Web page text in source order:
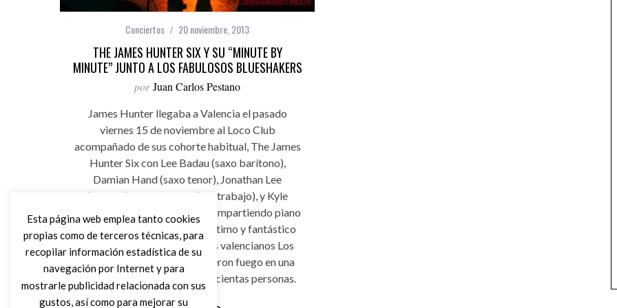
Conciertos 20 noviembre, 2013
THE JAMES HUNTER SIX Y SU “MINUTE BY
MINUTE” JUNTO A LOS FABULOSOS BLUESHAKERS
por Juan Carlos Pestano
James Hunter llegaba a Valencia el pasado
viernes 15 de noviembre al Loco Club
acompañado de sus cohorte habitual, The James
Hunter Six con Lee Badau (saxo barítono),
Damian Hand (saxo tenor), Jonathan Lee
(batería), Jason Wilson (contrabajo), y Kyle
Koehler y Andrew Kingslow compartiendo piano
y órgano, para presentar su último y fantástico
disco “Minute by Minute”, los valencianos Los
Fabulosos Blueshakers, abrieron fuego en una
sala que rondaba casi las trescientas personas.
Esta página web emplea tanto cookies
propias como de terceros técnicas, para
recopilar información estadística de su
navegación por Internet y para
mostrarle publicidad relacionada con sus
gustos, así como para mejorar su